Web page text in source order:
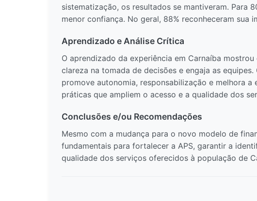
sistematização, os resultados se mantiveram. Para
menor confiança. No geral, 88% reconheceram
Aprendizado e Análise Crítica
O aprendizado da experiência em Carnaíba
clareza na tomada de decisões e engaja as
promove autonomia, responsabilização e melhora
práticas que ampliem o acesso e a qualidade dos
Conclusões e/ou Recomendações
Mesmo com a mudança para o novo modelo de
fundamentais para fortalecer a APS, garantir a
qualidade dos serviços oferecidos à população de